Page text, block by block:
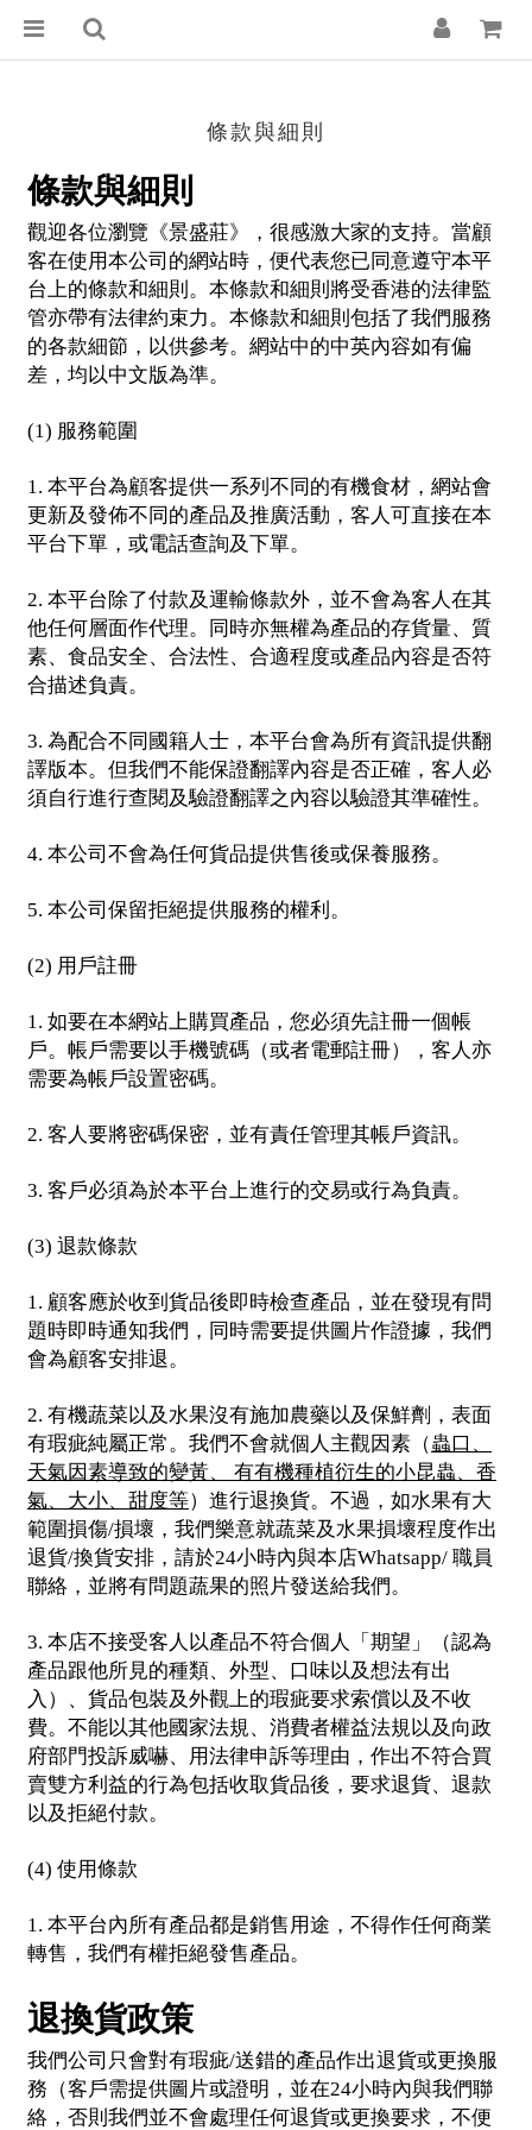
條款與細則
條款與細則
觀迎各位瀏覽《景盛莊》，很感激大家的支持。當顧
客在使用本公司的網站時，便代表您已同意遵守本平
台上的條款和細則。本條款和細則將受香港的法律監
管亦帶有法律約束力。本條款和細則包括了我們服務
的各款細節，以供參考。網站中的中英內容如有偏
差，均以中文版為準。
(1) 服務範圍
1. 本平台為顧客提供一系列不同的有機食材，網站會
更新及發佈不同的產品及推廣活動，客人可直接在本
平台下單，或電話查詢及下單。
2. 本平台除了付款及運輸條款外，並不會為客人在其
他任何層面作代理。同時亦無權為產品的存貨量、質
素、食品安全、合法性、合適程度或產品內容是否符
合描述負責。
3. 為配合不同國籍人士，本平台會為所有資訊提供翻
譯版本。但我們不能保證翻譯內容是否正確，客人必
須自行進行查閱及驗證翻譯之內容以驗證其準確性。
4. 本公司不會為任何貨品提供售後或保養服務。
5. 本公司保留拒絕提供服務的權利。
(2) 用戶註冊
1. 如要在本網站上購買產品，您必須先註冊一個帳
戶。帳戶需要以手機號碼（或者電郵註冊），客人亦
需要為帳戶設置密碼。
2. 客人要將密碼保密，並有責任管理其帳戶資訊。
3. 客戶必須為於本平台上進行的交易或行為負責。
(3) 退款條款
1. 顧客應於收到貨品後即時檢查產品，並在發現有問
題時即時通知我們，同時需要提供圖片作證據，我們
會為顧客安排退。
2. 有機蔬菜以及水果沒有施加農藥以及保鮮劑，表面
有瑕疵純屬正常。我們不會就個人主觀因素（蟲口、
天氣因素導致的變黃、
有有機種植衍生的小昆蟲、香
氣、大小、甜度等）進行退換貨。不過，如水果有大
範圍損傷/損壞，我們樂意就蔬菜及水果損壞程度作出
退貨/換貨安排，請於24小時內與本店Whatsapp/ 職員
聯絡，並將有問題蔬果的照片發送給我們。
3. 本店不接受客人以產品不符合個人「期望」（認為
產品跟他所見的種類、外型、口味以及想法有出
入）、貨品包裝及外觀上的瑕疵要求索償以及不收
費。不能以其他國家法規、消費者權益法規以及向政
府部門投訴威嚇、用法律申訴等理由，作出不符合買
賣雙方利益的行為包括收取貨品後，要求退貨、退款
以及拒絕付款。
(4) 使用條款
1. 本平台內所有產品都是銷售用途，不得作任何商業
轉售，我們有權拒絕發售產品。
退換貨政策
我們公司只會對有瑕疵/送錯的產品作出退貨或更換服
務（客戶需提供圖片或證明，並在24小時內與我們聯
絡，否則我們並不會處理任何退貨或更換要求，不便